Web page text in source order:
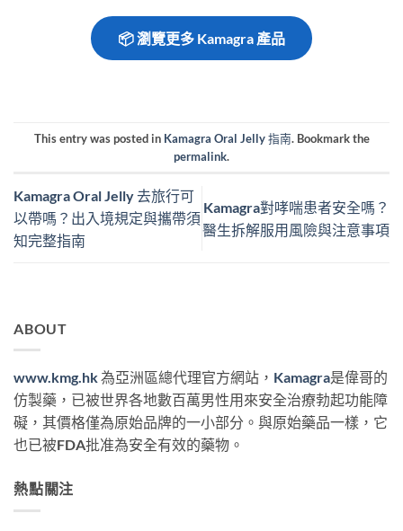
📦 瀏覽更多 Kamagra 產品
This entry was posted in Kamagra Oral Jelly 指南. Bookmark the
permalink.
Kamagra Oral Jelly 去旅行可
以帶嗎？出入境規定與攜帶須
知完整指南
Kamagra對哮喘患者安全嗎？
醫生拆解服用風險與注意事項
ABOUT
www.kmg.hk為亞洲區總代理官方網站， Kamagra是偉哥的
仿製藥，已被世界各地數百萬男性用來安全治療勃起功能障
礙，其價格僅為原始品牌的一小部分。與原始藥品一樣，它
也已被FDA批准為安全有效的藥物。
熱點關注